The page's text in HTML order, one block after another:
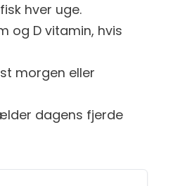
hver uge.
og D vitamin, hvis
morgen eller
dagens fjerde